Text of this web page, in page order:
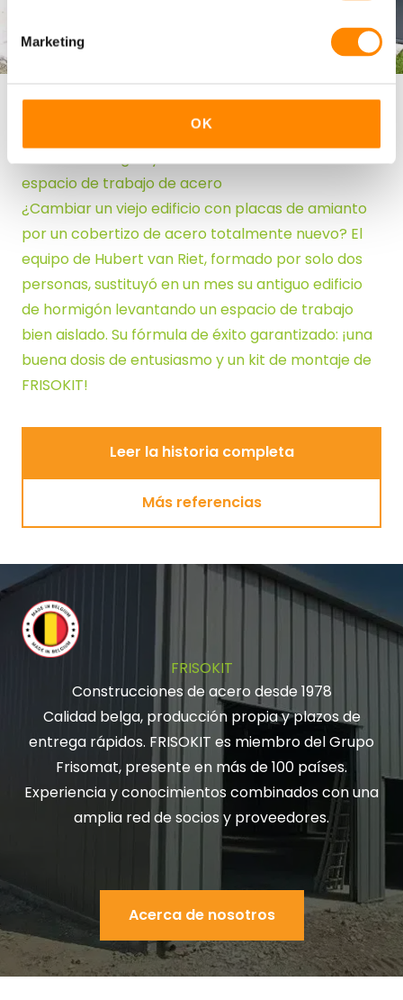
Marketing
OK
espacio de trabajo de acero
¿Cambiar un viejo edificio con placas de amianto
por un cobertizo de acero totalmente nuevo? El
equipo de Hubert van Riet, formado por solo dos
personas, sustituyó en un mes su antiguo edificio
de hormigón levantando un espacio de trabajo
bien aislado. Su fórmula de éxito garantizado: ¡una
buena dosis de entusiasmo y un kit de montaje de
FRISOKIT!
Leer la historia completa
Leer la historia completa
Más referencias
Más referencias
FRISOKIT
Construcciones de acero desde 1978
Calidad belga, producción propia y plazos de
entrega rápidos. FRISOKIT es miembro del Grupo
Frisomat, presente en más de 100 países.
Experiencia y conocimientos combinados con una
amplia red de socios y proveedores.
Acerca de nosotros
Acerca de nosotros